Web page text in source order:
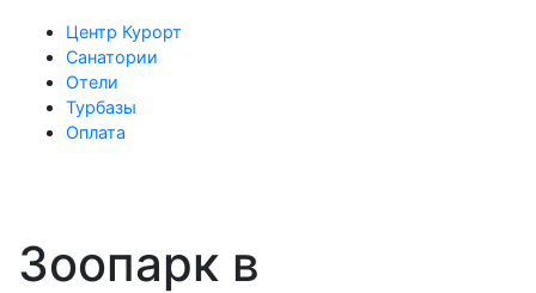
Центр Курорт
Санатории
Отели
Турбазы
Оплата
Зоопарк в